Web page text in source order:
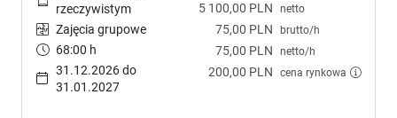
5 100,00 PLN netto
75,00 PLN brutto/h
75,00 PLN netto/h
200,00 PLN cena rynkowa
rzeczywistym
Zajęcia grupowe
68:00 h
31.12.2026 do
31.01.2027